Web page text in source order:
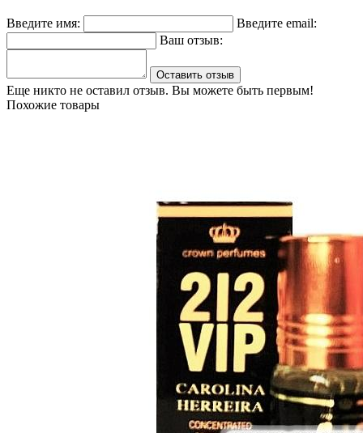
Введите имя:
Введите email:
Ваш отзыв:
Оставить отзыв
Еще никто не оставил отзыв. Вы можете быть первым!
Похожие товары